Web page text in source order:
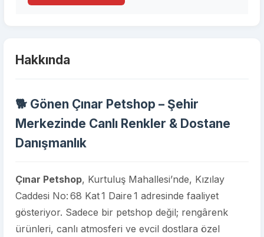
Hakkında
🐕 Gönen Çınar Petshop – Şehir
Merkezinde Canlı Renkler & Dostane
Danışmanlık
Çınar Petshop, Kurtuluş Mahallesi’nde, Kızılay
Caddesi No: 68 Kat 1 Daire 1 adresinde faaliyet
gösteriyor. Sadece bir petshop değil; rengârenk
ürünleri, canlı atmosferi ve evcil dostlara özel